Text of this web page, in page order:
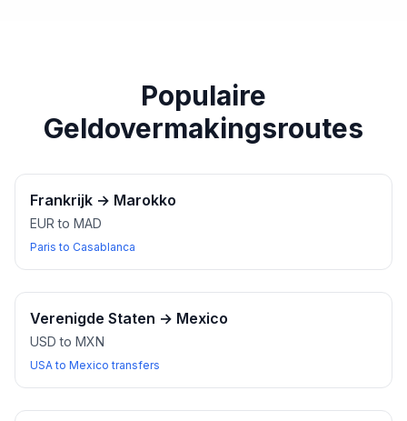
Populaire
Geldovermakingsroutes
Frankrijk → Marokko
EUR to MAD
Paris to Casablanca
Verenigde Staten → Mexico
USD to MXN
USA to Mexico transfers